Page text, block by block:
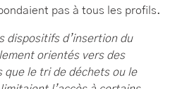
pas à tous les profils.
dispositifs d’insertion du
orientés vers des
que le tri de déchets ou le